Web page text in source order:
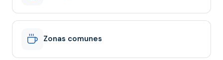
Zonas comunes